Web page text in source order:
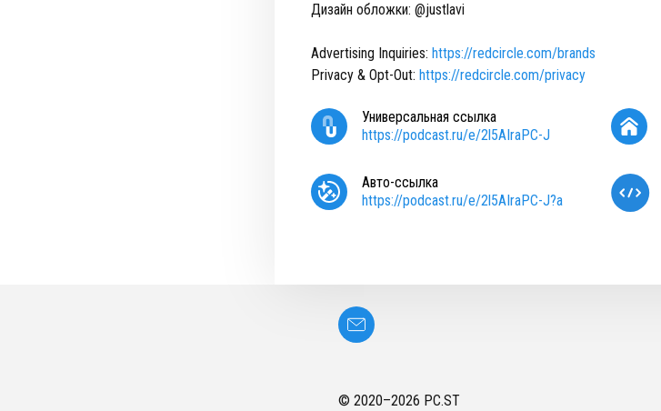
Дизайн обложки: @justlavi
Advertising Inquiries: https://redcircle.com/brands
Privacy & Opt-Out: https://redcircle.com/privacy
Универсальная ссылка
https://podcast.ru/e/2l5AIraPC-J
Авто-ссылка
https://podcast.ru/e/2l5AIraPC-J?a
© 2020–2026 PC.ST